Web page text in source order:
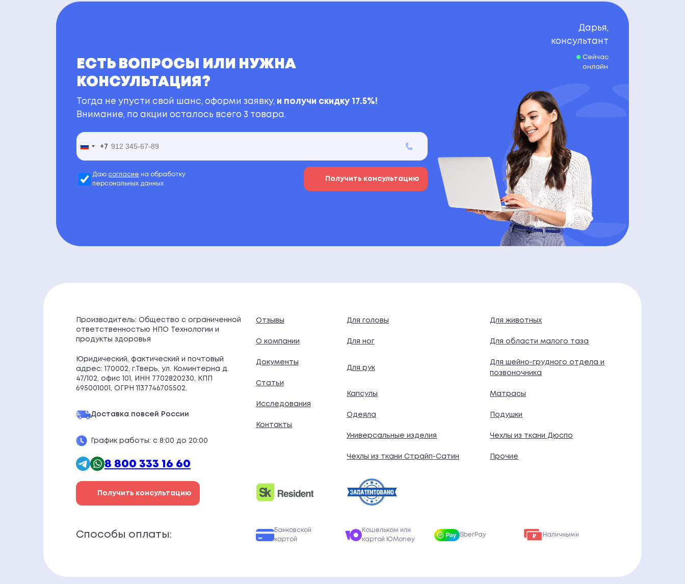
ЕСТЬ ВОПРОСЫ ИЛИ НУЖНА
КОНСУЛЬТАЦИЯ?
Тогда не упусти свой шанс, оформи заявку, и получи скидку 17.5%!
Внимание, по акции осталось всего 3 товара.
Russia
+7
+7
Russia
+7
+7
Даю согласие на обработку
персональных данных
Получить консультацию
Дарья,
консультант
Сейчас
онлайн
Производитель: Общество с ограниченной
ответственностью НПО Технологии и
продукты здоровья
Юридический, фактический и почтовый
адрес: 170002, г.Тверь, ул. Коминтерна д.
47/102, офис 101, ИНН 7702820230, КПП
695001001, ОГРН 1137746705502.
Доставка повсей России
График работы: с 8:00 до 20:00
8 800 333 16 60
Получить консультацию
Отзывы
О компании
Документы
Статьи
Исследования
Контакты
Для головы Для животных
Для ног Для области малого таза
Для рук
Для шейно-грудного отдела и
позвоночника
Капсулы Матрасы
Одеяла Подушки
Универсальные изделия Чехлы из ткани Дюспо
Чехлы из ткани Страйп-Сатин Прочие
Способы оплаты:
Банковской
картой
Кошельком или
картой ЮMoney
SberPay Наличными